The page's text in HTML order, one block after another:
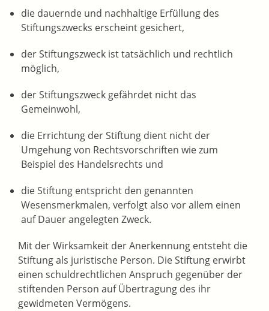
die dauernde und nachhaltige Erfüllung des
Stiftungszwecks erscheint gesichert,
der Stiftungszweck ist tatsächlich und rechtlich
möglich,
der Stiftungszweck gefährdet nicht das
Gemeinwohl,
die Errichtung der Stiftung dient nicht der
Umgehung von Rechtsvorschriften wie zum
Beispiel des Handelsrechts und
die Stiftung entspricht den genannten
Wesensmerkmalen, verfolgt also vor allem einen
auf Dauer angelegten Zweck.
Mit der Wirksamkeit der Anerkennung entsteht die
Stiftung als juristische Person. Die Stiftung erwirbt
einen schuldrechtlichen Anspruch gegenüber der
stiftenden Person auf Übertragung des ihr
gewidmeten Vermögens.